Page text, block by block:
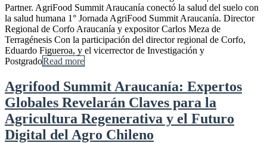
Partner. AgriFood Summit Araucanía conectó la salud del suelo con
la salud humana 1° Jornada AgriFood Summit Araucanía. Director
Regional de Corfo Araucanía y expositor Carlos Meza de
Terragénesis Con la participación del director regional de Corfo,
Eduardo Figueroa, y el vicerrector de Investigación y
PostgradoRead more
Agrifood Summit Araucanía: Expertos
Globales Revelarán Claves para la
Agricultura Regenerativa y el Futuro
Digital del Agro Chileno